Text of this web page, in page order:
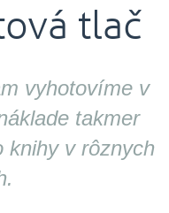
tlač
vyhotovíme v
takmer
knihy v rôznych